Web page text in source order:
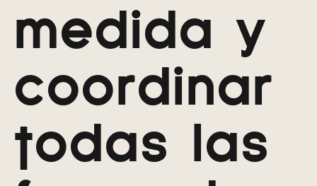
medida y
coordinar
todas las